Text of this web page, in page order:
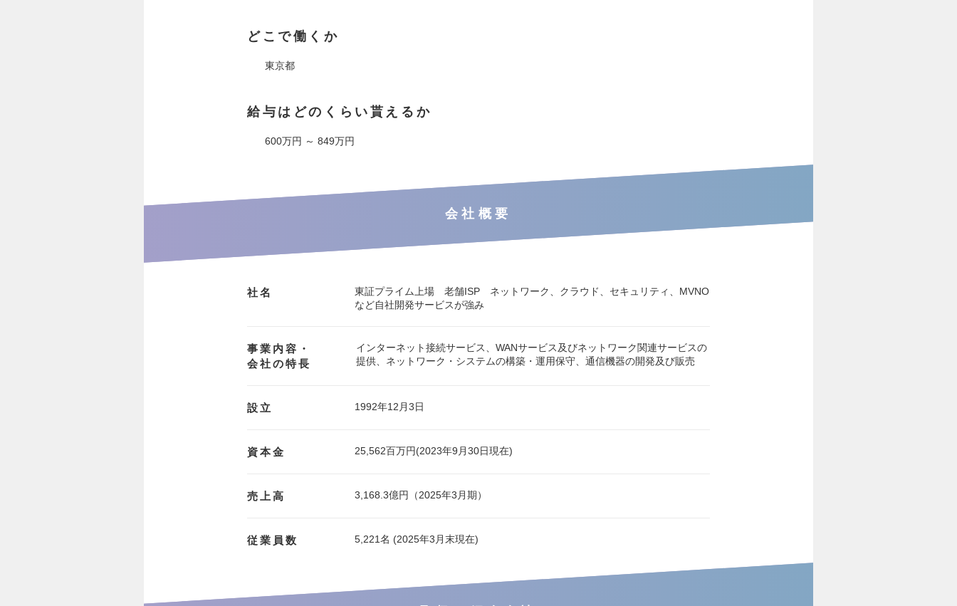
どこで働くか
東京都
給与はどのくらい貰えるか
600万円 ～ 849万円
会社概要
社名
東証プライム上場 老舗ISP ネットワーク、クラウド、セキュリティ、MVNO
など自社開発サービスが強み
事業内容・
会社の特長
インターネット接続サービス、WANサービス及びネットワーク関連サービスの
提供、ネットワーク・システムの構築・運用保守、通信機器の開発及び販売
設立 1992年12月3日
資本金 25,562百万円(2023年9月30日現在)
売上高 3,168.3億円（2025年3月期）
従業員数 5,221名 (2025年3月末現在)